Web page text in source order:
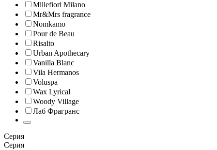
Millefiori Milano
Mr&Mrs fragrance
Nomkamo
Pour de Beau
Risalto
Urban Apothecary
Vanilla Blanc
Vila Hermanos
Voluspa
Wax Lyrical
Woody Village
Лаб Фрагранс
Серия
Серия